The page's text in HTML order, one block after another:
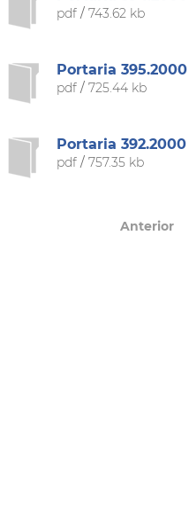
pdf/ 743.62 kb
Portaria 395.2000
pdf/ 725.44 kb
Portaria 392.2000
pdf/ 757.35 kb
Anterior